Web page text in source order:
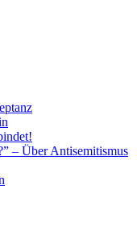
– Über Antisemitismus